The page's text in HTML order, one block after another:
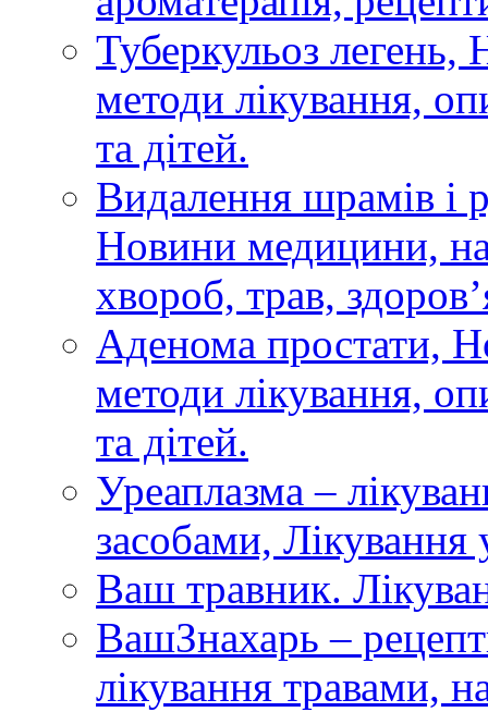
Туберкульоз
методи лікування,
та дітей.
Видалення шрамів і
Новини медицини,
хвороб, трав,
Аденома простати,
методи лікування,
та дітей.
Уреаплазма –
засобами, Лікування
Ваш травник.
ВашЗнахарь –
лікування травами,